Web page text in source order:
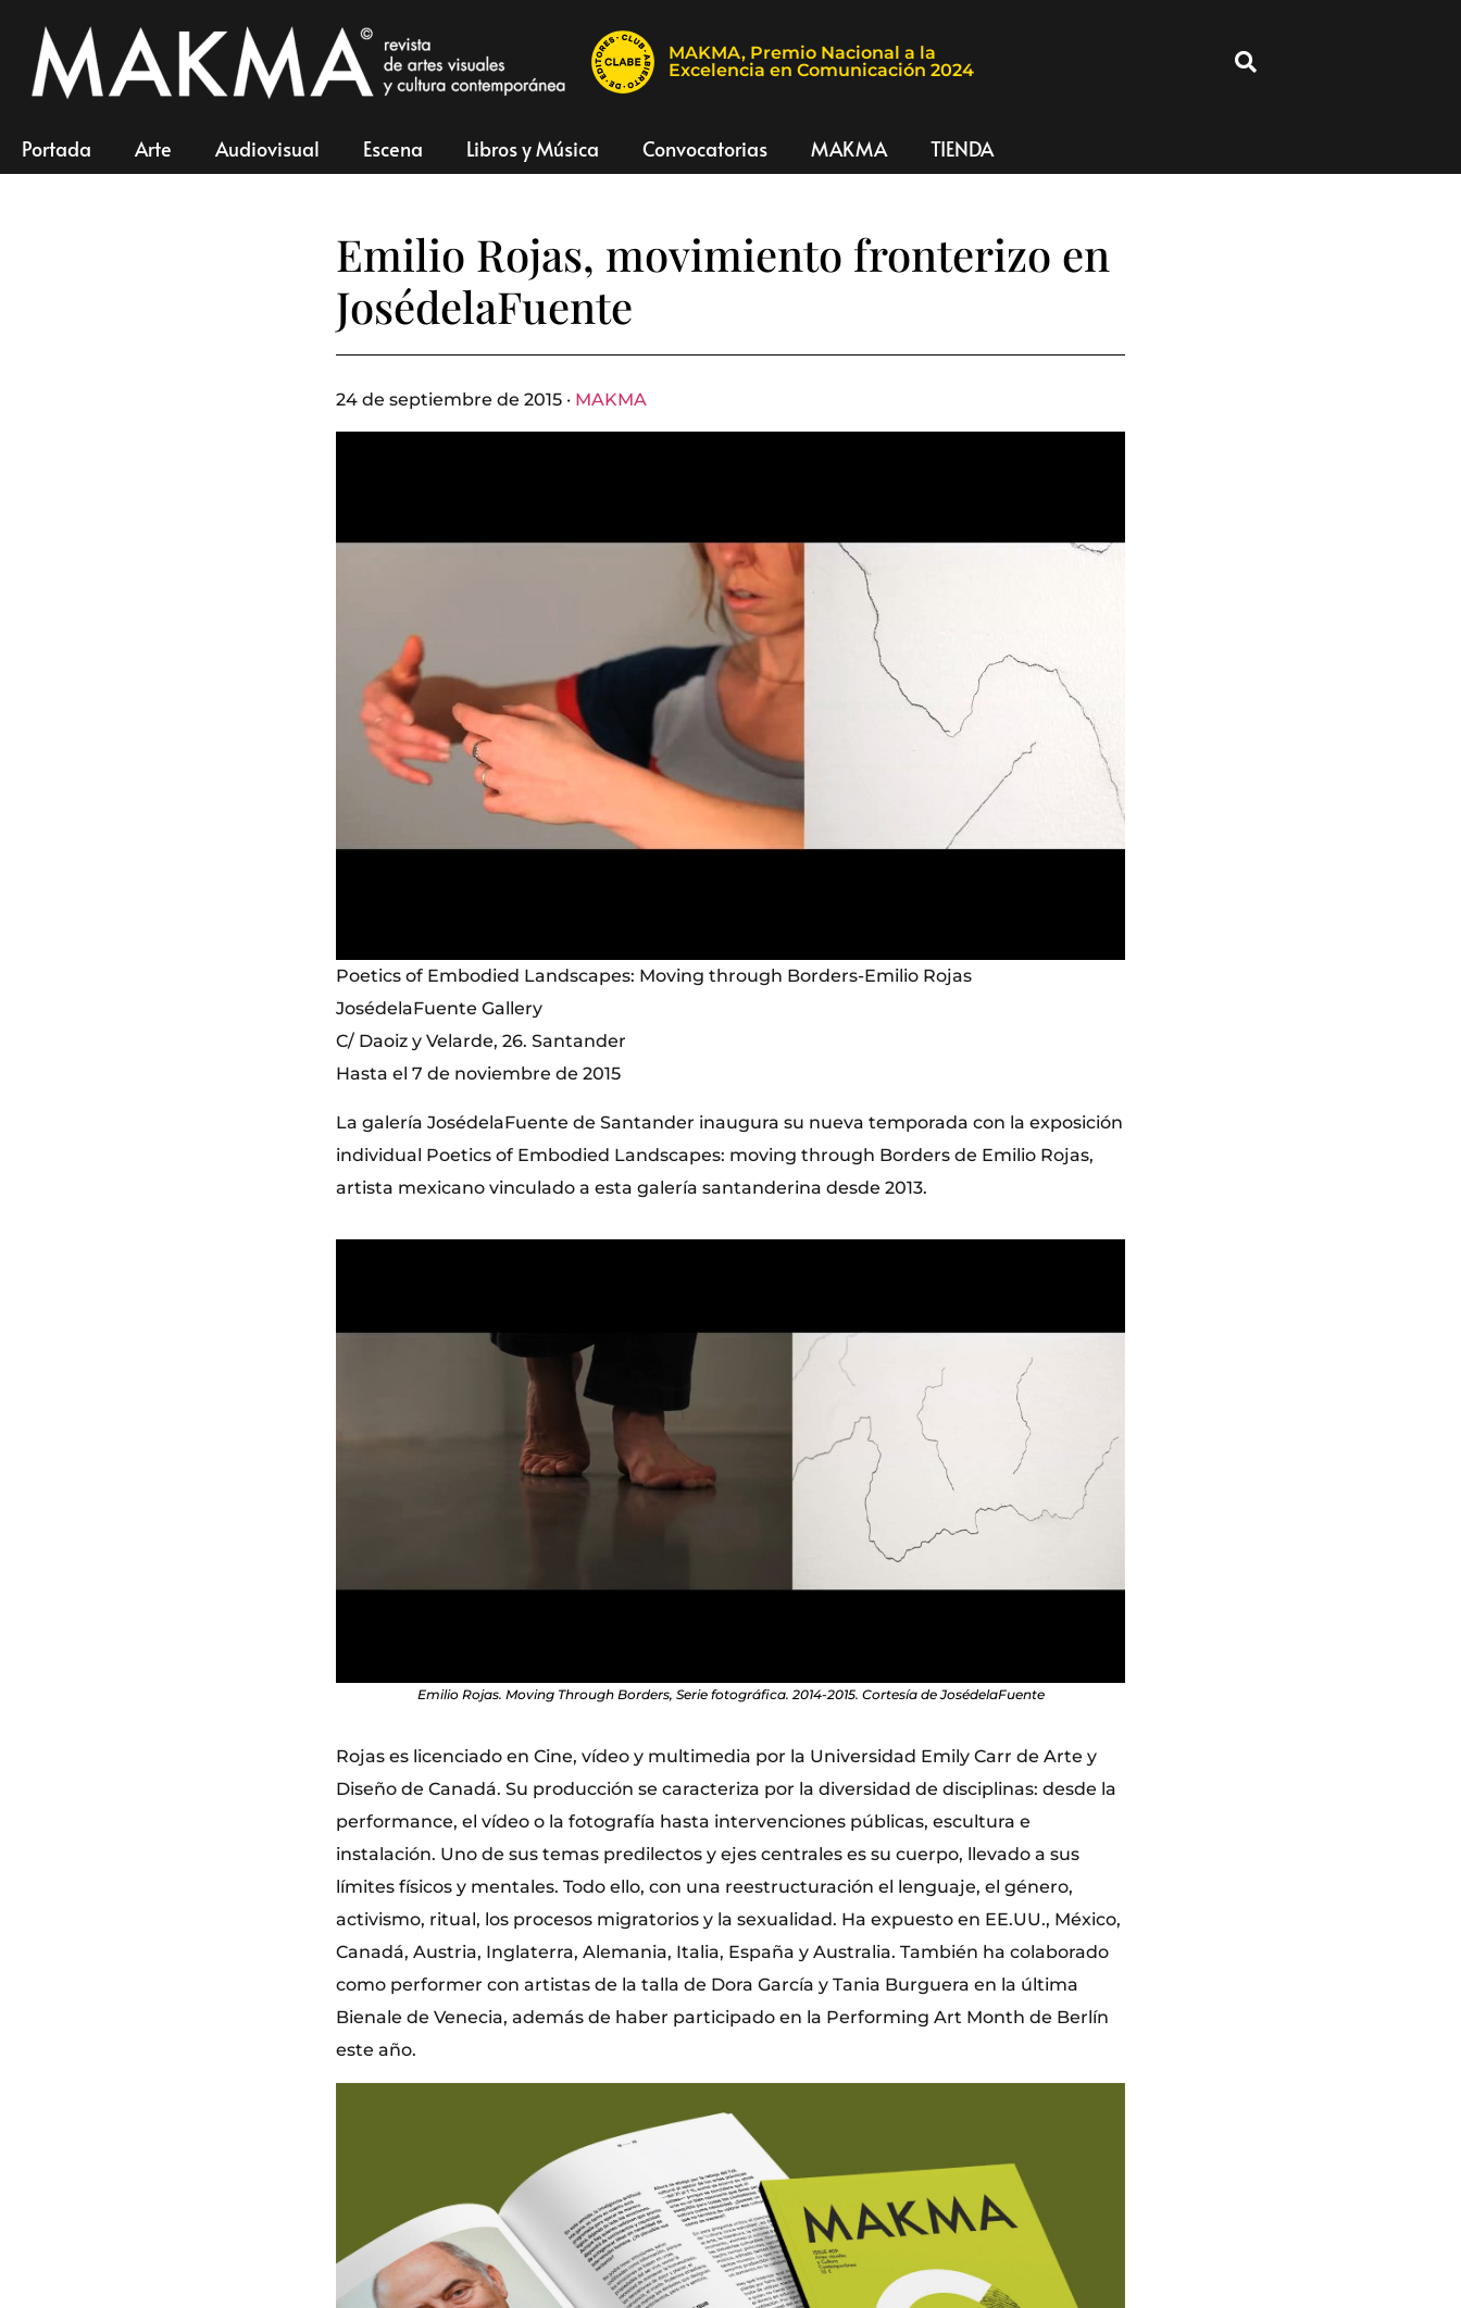
MAKMA, Premio Nacional a la
Excelencia en Comunicación 2024
Portada Arte Audiovisual Escena Libros y Música Convocatorias MAKMA TIENDA
Emilio Rojas, movimiento fronterizo en
JosédelaFuente
24 de septiembre de 2015 · MAKMA
Poetics of Embodied Landscapes: Moving through Borders-Emilio Rojas
JosédelaFuente Gallery
C/ Daoiz y Velarde, 26. Santander
Hasta el 7 de noviembre de 2015
La galería JosédelaFuente de Santander inaugura su nueva temporada con la exposición
individual Poetics of Embodied Landscapes: moving through Borders de Emilio Rojas,
artista mexicano vinculado a esta galería santanderina desde 2013.
Emilio Rojas. Moving Through Borders, Serie fotográfica. 2014-2015. Cortesía de JosédelaFuente
Rojas es licenciado en Cine, vídeo y multimedia por la Universidad Emily Carr de Arte y
Diseño de Canadá. Su producción se caracteriza por la diversidad de disciplinas: desde la
performance, el vídeo o la fotografía hasta intervenciones públicas, escultura e
instalación. Uno de sus temas predilectos y ejes centrales es su cuerpo, llevado a sus
límites físicos y mentales. Todo ello, con una reestructuración el lenguaje, el género,
activismo, ritual, los procesos migratorios y la sexualidad. Ha expuesto en EE.UU., México,
Canadá, Austria, Inglaterra, Alemania, Italia, España y Australia. También ha colaborado
como performer con artistas de la talla de Dora García y Tania Burguera en la última
Bienale de Venecia, además de haber participado en la Performing Art Month de Berlín
este año.